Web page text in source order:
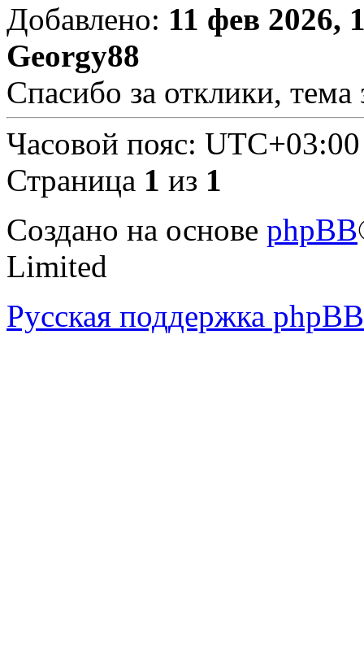
Добавлено: 11 фев 2026,
Georgy88
Спасибо за отклики, тема
Часовой пояс: UTC+03:00
Страница 1 из 1
Создано на основе phpBB
Limited
Русская поддержка phpBB